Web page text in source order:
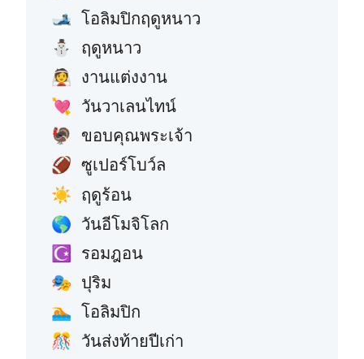
🎿 โอลิมปิกฤดูหนาว
⛄ ฤดูหนาว
👰 งานแต่งงาน
💘 วันวาเลนไทน์
🦃 ขอบคุณพระเจ้า
🏈 ซูเปอร์โบว์ล
☀️ ฤดูร้อน
🌎 วันอีโมจิโลก
☪️ รอมฎอน
🎭 ปุริม
🏊 โอลิมปิก
🎊 วันส่งท้ายปีเก่า